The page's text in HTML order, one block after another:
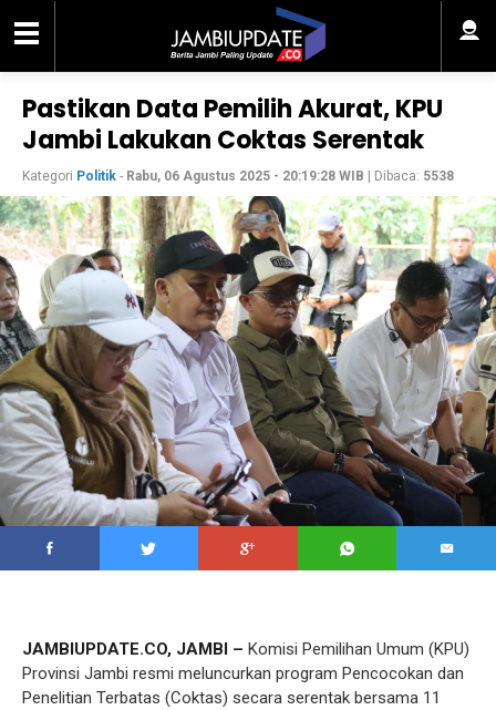
Pastikan Data Pemilih Akurat, KPU
Jambi Lakukan Coktas Serentak
Kategori Politik - Rabu, 06 Agustus 2025 - 20:19:28 WIB | Dibaca: 5538
JAMBIUPDATE.CO, JAMBI – Komisi Pemilihan Umum (KPU)
Provinsi Jambi resmi meluncurkan program Pencocokan dan
Penelitian Terbatas (Coktas) secara serentak bersama 11